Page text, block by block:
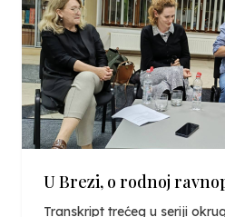
U Brezi, o rodnoj
Transkript trećeg u seriji